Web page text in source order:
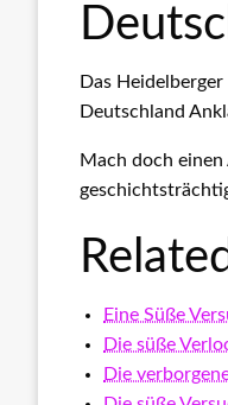
Das
Deutschland
Mach doch
Eine Süße
Die süße
Die